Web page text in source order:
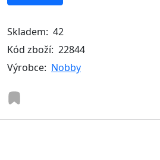
Skladem: 42
Kód zboží: 22844
Výrobce: Nobby